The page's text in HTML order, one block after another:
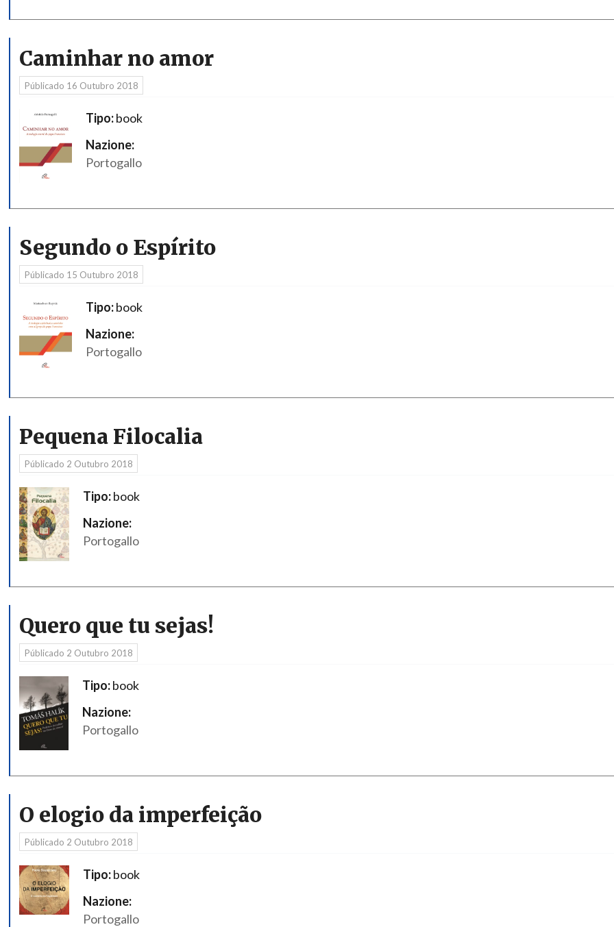
Caminhar no amor
Públicado 16 Outubro 2018
Tipo:book
Nazione:
Portogallo
Segundo o Espírito
Públicado 15 Outubro 2018
Tipo:book
Nazione:
Portogallo
Pequena Filocalia
Públicado 2 Outubro 2018
Tipo:book
Nazione:
Portogallo
Quero que tu sejas!
Públicado 2 Outubro 2018
Tipo:book
Nazione:
Portogallo
O elogio da imperfeição
Públicado 2 Outubro 2018
Tipo:book
Nazione:
Portogallo